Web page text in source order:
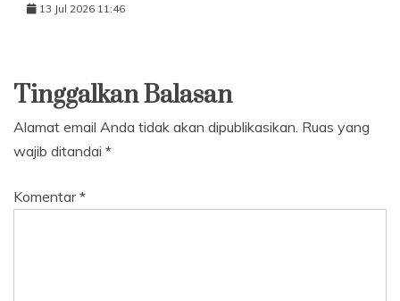
13 Jul 2026 11:46
Tinggalkan Balasan
Alamat email Anda tidak akan dipublikasikan. Ruas yang
wajib ditandai *
Komentar*